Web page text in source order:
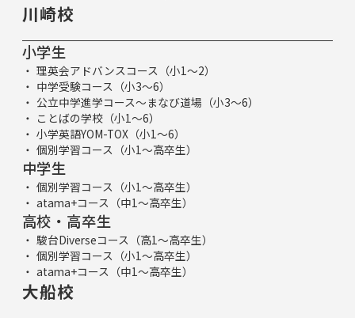
川崎校
小学生
理英会アドバンスコース（小1～2）
中学受験コース（小3～6）
公立中学進学コース～まなび道場（小3～6）
ことばの学校（小1～6）
小学英語YOM-TOX（小1～6）
個別学習コース（小1～高卒生）
中学生
個別学習コース（小1～高卒生）
atama+コース（中1～高卒生）
高校・高卒生
駿台Diverseコース（高1～高卒生）
個別学習コース（小1～高卒生）
atama+コース（中1～高卒生）
大船校